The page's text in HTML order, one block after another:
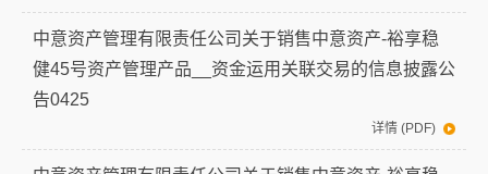
中意资产管理有限责任公司关于销售中意资产-裕享稳
健45号资产管理产品__资金运用关联交易的信息披露公
告0425
详情 (PDF)